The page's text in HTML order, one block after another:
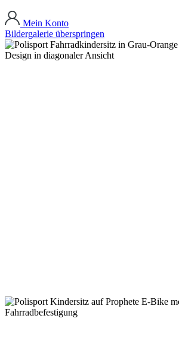
Mein Konto
Bildergalerie überspringen